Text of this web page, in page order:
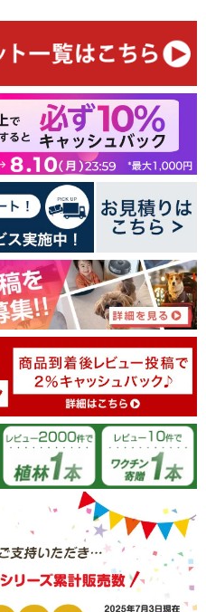
ビュー
つ星中4.84つ星
53
8
1
0
0
05/11/2026
がいいです。